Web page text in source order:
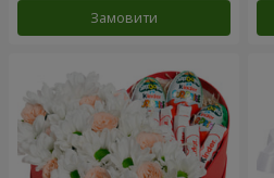
Замовити